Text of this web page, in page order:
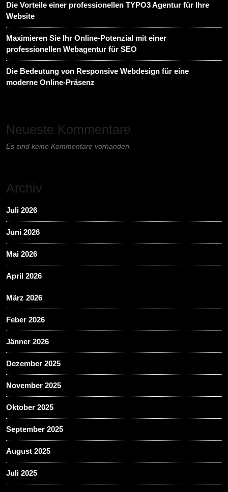
Die Vorteile einer professionellen TYPO3 Agentur für Ihre
Website
Maximieren Sie Ihr Online-Potenzial mit einer
professionellen Webagentur für SEO
Die Bedeutung von Responsive Webdesign für eine
moderne Online-Präsenz
Neueste Kommentare
Es sind keine Kommentare vorhanden.
Archiv
Juli 2026
Juni 2026
Mai 2026
April 2026
März 2026
Feber 2026
Jänner 2026
Dezember 2025
November 2025
Oktober 2025
September 2025
August 2025
Juli 2025